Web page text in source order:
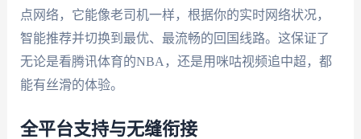
点网络，它能像老司机一样，根据你的实时网络状况，
智能推荐并切换到最优、最流畅的回国线路。这保证了
无论是看腾讯体育的NBA，还是用咪咕视频追中超，都
能有丝滑的体验。
全平台支持与无缝衔接